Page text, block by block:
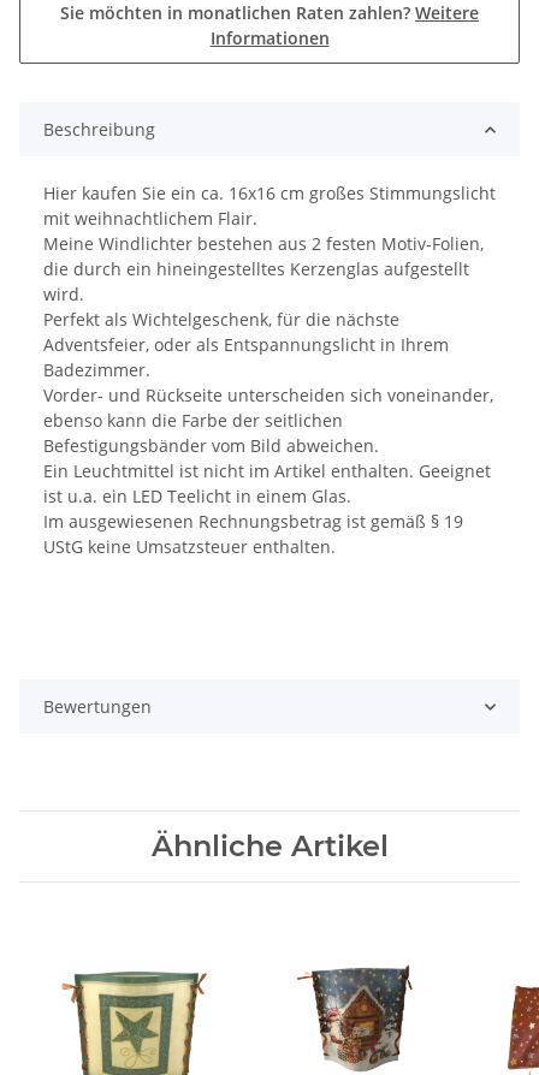
Sie möchten in monatlichen Raten zahlen? Weitere
Informationen
Beschreibung
Hier kaufen Sie ein ca. 16x16 cm großes Stimmungslicht
mit weihnachtlichem Flair.
Meine Windlichter bestehen aus 2 festen Motiv-Folien,
die durch ein hineingestelltes Kerzenglas aufgestellt
wird.
Perfekt als Wichtelgeschenk, für die nächste
Adventsfeier, oder als Entspannungslicht in Ihrem
Badezimmer.
Vorder- und Rückseite unterscheiden sich voneinander,
ebenso kann die Farbe der seitlichen
Befestigungsbänder vom Bild abweichen.
Ein Leuchtmittel ist nicht im Artikel enthalten. Geeignet
ist u.a. ein LED Teelicht in einem Glas.
Im ausgewiesenen Rechnungsbetrag ist gemäß § 19
UStG keine Umsatzsteuer enthalten.
Bewertungen
Ähnliche Artikel